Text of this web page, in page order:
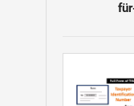
Risikomanagement-